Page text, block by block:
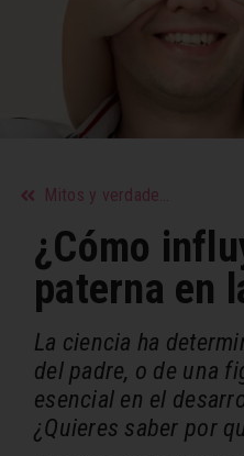
Mitos y verdades de la vagina
¿Cómo
paterna en
La ciencia ha
del padre, o de una
esencial en el
¿Quieres saber por